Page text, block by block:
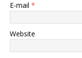
E-mail *
Website